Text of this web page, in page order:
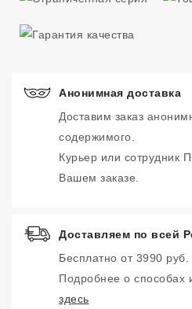
Анонимная доставка
Доставим заказ
содержимого.
Курьер или сотрудник
Вашем заказе.
Доставляем по всей
Бесплатно от 3990 руб.
Подробнее о способах
здесь